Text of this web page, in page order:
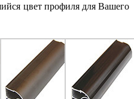
цвет профиля для Вашего